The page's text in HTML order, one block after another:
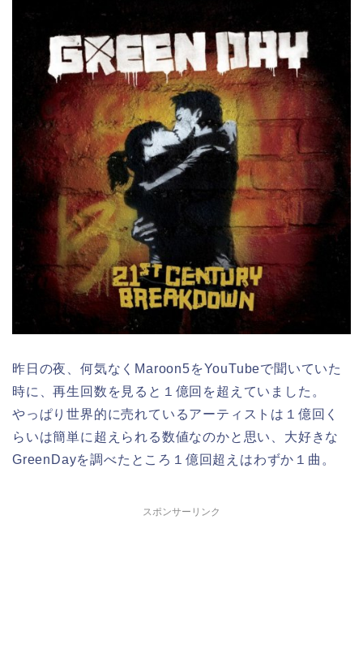
昨日の夜、何気なくMaroon5をYouTubeで聞いていた
時に、再生回数を見ると１億回を超えていました。
やっぱり世界的に売れているアーティストは１億回く
らいは簡単に超えられる数値なのかと思い、大好きな
GreenDayを調べたところ１億回超えはわずか１曲。
スポンサーリンク